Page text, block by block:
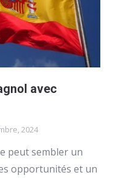
avec
2024
peut sembler un
opportunités et un